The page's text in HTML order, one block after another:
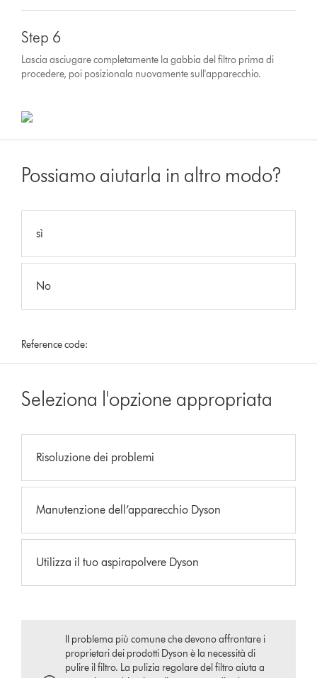
Step 6
Lascia asciugare completamente la gabbia del filtro prima di
procedere, poi posizionala nuovamente sull'apparecchio.
Possiamo aiutarla in altro modo?
sì
No
Reference code:
Seleziona l'opzione appropriata
Risoluzione dei problemi
Manutenzione dell’apparecchio Dyson
Utilizza il tuo aspirapolvere Dyson
Il problema più comune che devono affrontare i
proprietari dei prodotti Dyson è la necessità di
pulire il filtro. La pulizia regolare del filtro aiuta a